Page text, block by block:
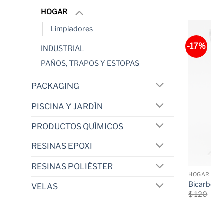
HOGAR
Limpiadores
INDUSTRIAL
PAÑOS, TRAPOS Y ESTOPAS
PACKAGING
PISCINA Y JARDÍN
PRODUCTOS QUÍMICOS
RESINAS EPOXI
RESINAS POLIÉSTER
VELAS
-17%
HOGAR
$120